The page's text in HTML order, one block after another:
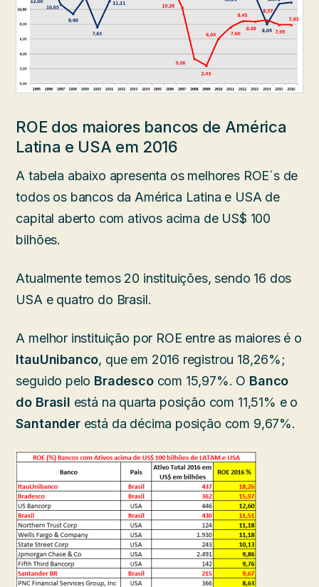
ROE dos maiores bancos de América
Latina e USA em 2016
A tabela abaixo apresenta os melhores ROE´s de
todos os bancos da América Latina e USA de
capital aberto com ativos acima de US$ 100
bilhões.
Atualmente temos 20 instituições, sendo 16 dos
USA e quatro do Brasil.
A melhor instituição por ROE entre as maiores é o
ItauUnibanco, que em 2016 registrou 18,26%;
seguido pelo Bradescocom 15,97%. O Banco
do Brasil está na quarta posição com 11,51% e o
Santanderestá da décima posição com 9,67%.